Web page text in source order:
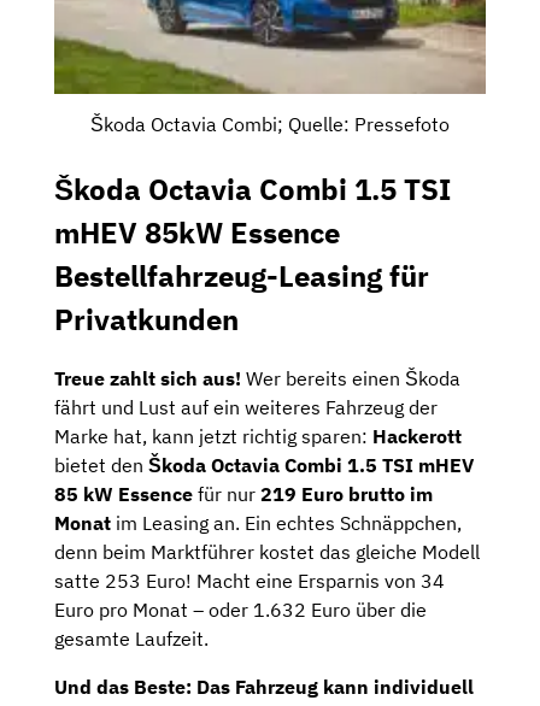
Škoda Octavia Combi; Quelle: Pressefoto
Škoda Octavia Combi 1.5 TSI
mHEV 85kW Essence
Bestellfahrzeug-Leasing für
Privatkunden
Treue zahlt sich aus! Wer bereits einen Škoda
fährt und Lust auf ein weiteres Fahrzeug der
Marke hat, kann jetzt richtig sparen: Hackerott
bietet den Škoda Octavia Combi 1.5 TSI mHEV
85 kW Essence für nur 219 Euro brutto im
Monat im Leasing an. Ein echtes Schnäppchen,
denn beim Marktführer kostet das gleiche Modell
satte 253 Euro! Macht eine Ersparnis von 34
Euro pro Monat – oder 1.632 Euro über die
gesamte Laufzeit.
Und das Beste: Das Fahrzeug kann individuell